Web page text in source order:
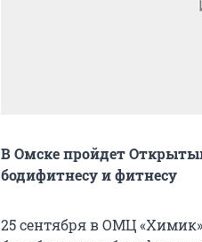
В Омске пройдет
бодифитнесу и фитнесу
25 сентября в ОМЦ